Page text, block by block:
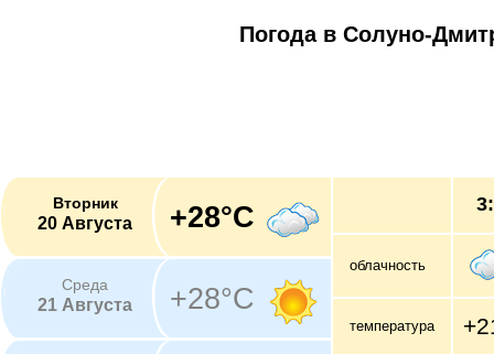
Погода в Солуно-
Вторник
20 Августа +28°C
Среда
21 Августа +28°C
облачность
температура